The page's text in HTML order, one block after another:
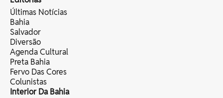
Últimas Notícias
Bahia
Salvador
Diversão
Agenda Cultural
Preta Bahia
Fervo Das Cores
Colunistas
Interior Da Bahia